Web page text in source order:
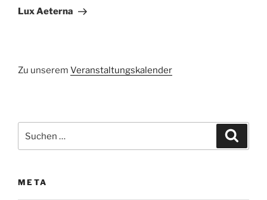
Beitrag
Lux Aeterna
Zu unserem Veranstaltungskalender
nach:
META